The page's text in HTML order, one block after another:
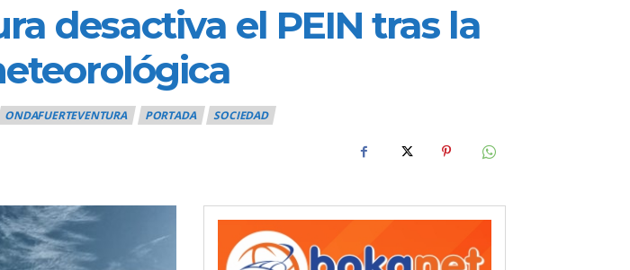
desactiva el PEIN tras la
ONDAFUERTEVENTURA PORTADA SOCIEDAD